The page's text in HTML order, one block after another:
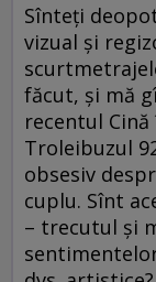
Sînteţi
vizual şi
făcut, şi mă
recentul
Troleibuzul
obsesiv
cuplu. Sînt
– trecutul şi